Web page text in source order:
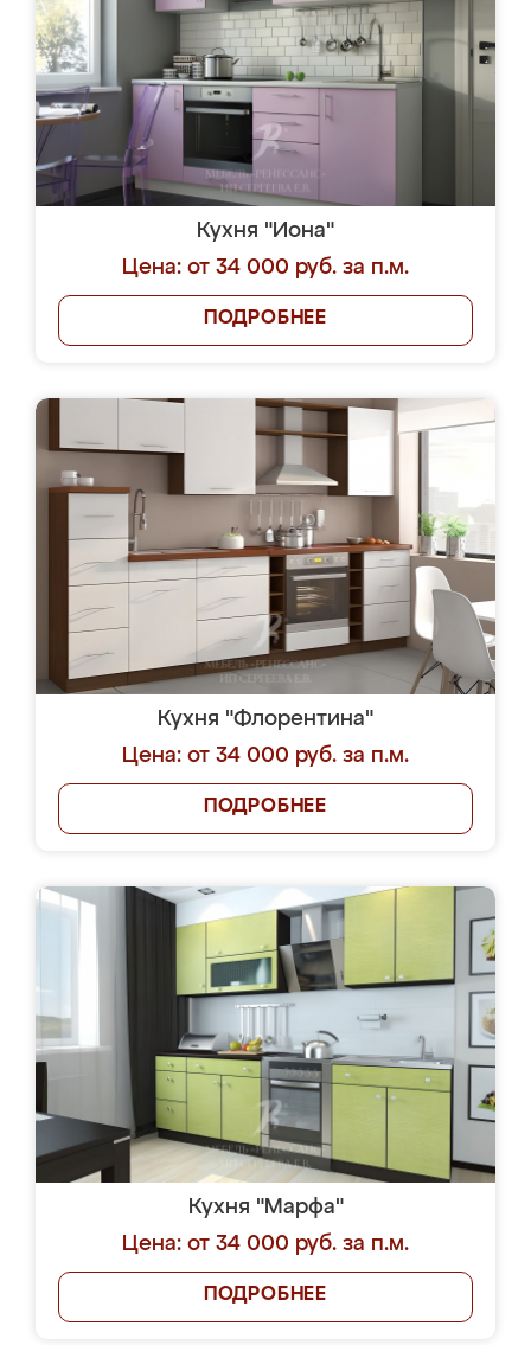
Кухня "Иона"
Цена: от 34 000 руб. за п.м.
ПОДРОБНЕЕ
Кухня "Флорентина"
Цена: от 34 000 руб. за п.м.
ПОДРОБНЕЕ
Кухня "Марфа"
Цена: от 34 000 руб. за п.м.
ПОДРОБНЕЕ